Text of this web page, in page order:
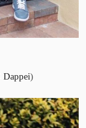
Dappei)